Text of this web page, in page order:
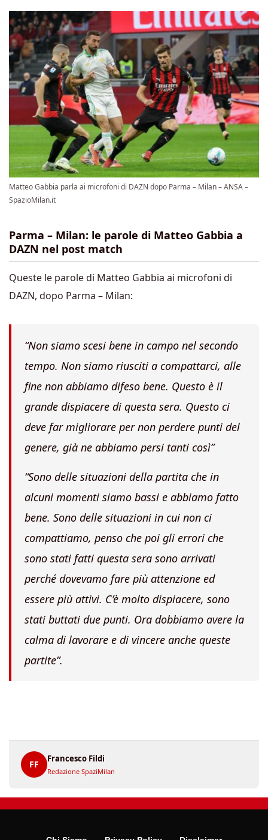
Matteo Gabbia parla ai microfoni di DAZN dopo Parma – Milan – ANSA –
SpazioMilan.it
Parma – Milan: le parole di Matteo Gabbia a
DAZN nel post match
Queste le parole di Matteo Gabbia ai microfoni di
DAZN, dopo Parma – Milan:
“Non siamo scesi bene in campo nel secondo
tempo. Non siamo riusciti a compattarci, alle
fine non abbiamo difeso bene. Questo è il
grande dispiacere di questa sera. Questo ci
deve far migliorare per non perdere punti del
genere, già ne abbiamo persi tanti così”
“Sono delle situazioni della partita che in
alcuni momenti siamo bassi e abbiamo fatto
bene. Sono delle situazioni in cui non ci
compattiamo, penso che poi gli errori che
sono stati fatti questa sera sono arrivati
perché dovevamo fare più attenzione ed
essere più attivi. C’è molto dispiacere, sono
stati buttati due punti. Ora dobbiamo avere la
calma di lavorare e di vincere anche queste
partite”.
FF
Francesco Fildi
Redazione SpaziMilan